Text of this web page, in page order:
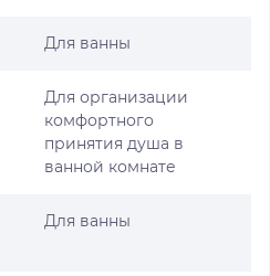
Для ванны
Для организации
комфортного
принятия душа в
ванной комнате
Для ванны